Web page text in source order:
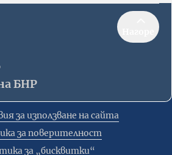
БНР
за използване на сайта
за поверителност
за „бисквитки“